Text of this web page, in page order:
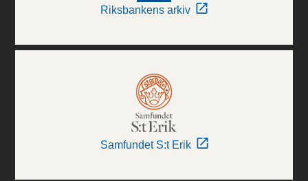
Riksbankens arkiv
Samfundet S:t Erik